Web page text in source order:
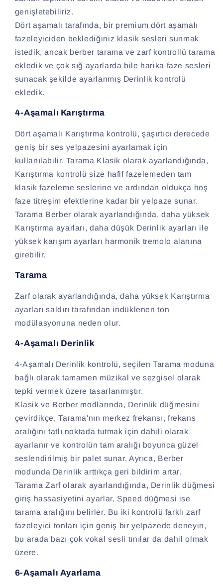
genişletebiliriz.
Dört aşamalı tarafında, bir premium dört aşamalı
fazeleyiciden beklediğiniz klasik sesleri sunmak
istedik, ancak berber tarama ve zarf kontrollü tarama
ekledik ve çok sığ ayarlarda bile harika faze sesleri
sunacak şekilde ayarlanmış Derinlik kontrolü
ekledik.
4-Aşamalı Karıştırma
Dört aşamalı Karıştırma kontrolü, şaşırtıcı derecede
geniş bir ses yelpazesini ayarlamak için
kullanılabilir. Tarama Klasik olarak ayarlandığında,
Karıştırma kontrolü size hafif fazelemeden tam
klasik fazeleme seslerine ve ardından oldukça hoş
faze titreşim efektlerine kadar bir yelpaze sunar.
Tarama Berber olarak ayarlandığında, daha yüksek
Karıştırma ayarları, daha düşük Derinlik ayarları ile
yüksek karışım ayarları harmonik tremolo alanına
girebilir.
Tarama
Zarf olarak ayarlandığında, daha yüksek Karıştırma
ayarları saldırı tarafından indüklenen ton
modülasyonuna neden olur.
4-Aşamalı Derinlik
4-Aşamalı Derinlik kontrolü, seçilen Tarama moduna
bağlı olarak tamamen müzikal ve sezgisel olarak
tepki vermek üzere tasarlanmıştır.
Klasik ve Berber modlarında, Derinlik düğmesini
çevirdikçe, Tarama'nın merkez frekansı, frekans
aralığını tatlı noktada tutmak için dahili olarak
ayarlanır ve kontrolün tam aralığı boyunca güzel
seslendirilmiş bir palet sunar. Ayrıca, Berber
modunda Derinlik arttıkça geri bildirim artar.
Tarama Zarf olarak ayarlandığında, Derinlik düğmesi
giriş hassasiyetini ayarlar, Speed düğmesi ise
tarama aralığını belirler. Bu iki kontrolü farklı zarf
fazeleyici tonları için geniş bir yelpazede deneyin,
bu arada bazı çok vokal sesli tınılar da dahil olmak
üzere.
6-Aşamalı Ayarlama